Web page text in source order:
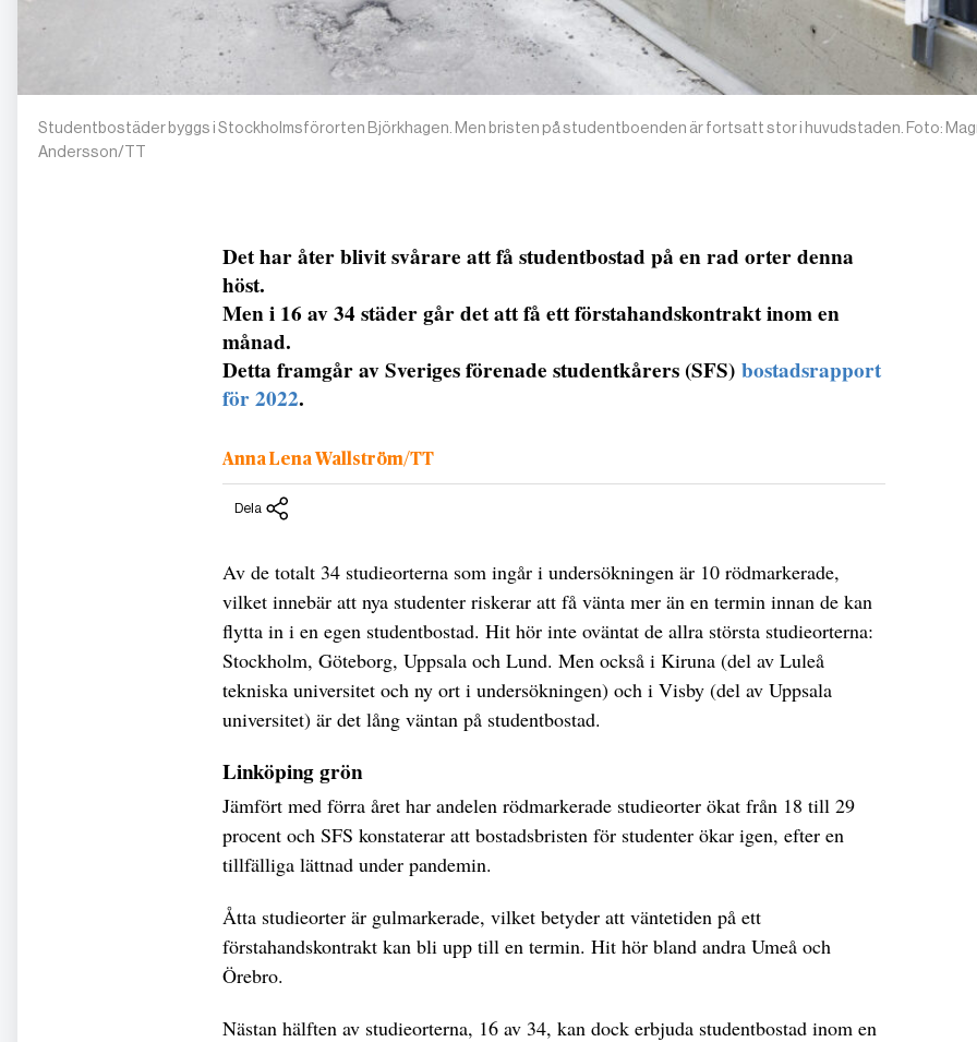
Studentbostäder byggs i Stockholmsförorten Björkhagen. Men bristen på studentboenden är fortsatt stor i huvudstaden. Foto:
Andersson/TT
Det har åter blivit svårare att få studentbostad på en rad orter denna
höst.
Men i 16 av 34 städer går det att få ett förstahandskontrakt inom en
månad.
Detta framgår av Sveriges förenade studentkårers (SFS) bostadsrapport
för 2022.
Anna Lena Wallström/TT
Dela
Av de totalt 34 studieorterna som ingår i undersökningen är 10 rödmarkerade,
vilket innebär att nya studenter riskerar att få vänta mer än en termin innan de kan
flytta in i en egen studentbostad. Hit hör inte oväntat de allra största studieorterna:
Stockholm, Göteborg, Uppsala och Lund. Men också i Kiruna (del av Luleå
tekniska universitet och ny ort i undersökningen) och i Visby (del av Uppsala
universitet) är det lång väntan på studentbostad.
Linköping grön
Jämfört med förra året har andelen rödmarkerade studieorter ökat från 18 till 29
procent och SFS konstaterar att bostadsbristen för studenter ökar igen, efter en
tillfälliga lättnad under pandemin.
Åtta studieorter är gulmarkerade, vilket betyder att väntetiden på ett
förstahandskontrakt kan bli upp till en termin. Hit hör bland andra Umeå och
Örebro.
Nästan hälften av studieorterna, 16 av 34, kan dock erbjuda studentbostad inom en